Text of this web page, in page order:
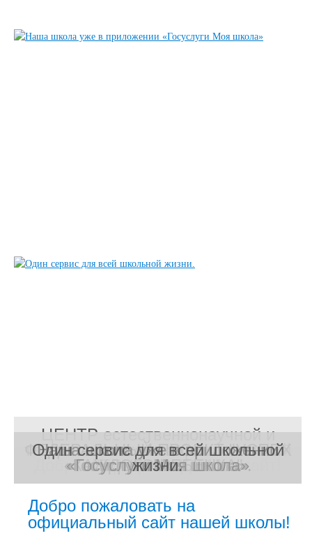
Добро пожаловать на наш сайт!
Народный фронт
ЦЕНТР естественнонаучной и
технологической направленностей
"ТОЧКА РОСТА"
ФЕДЕРАЛЬНЫЙ ПРОЕКТ "УСПЕХ
КАЖДОГО РЕБЕНКА"
Наша школа уже в приложении
«Госуслуги Моя школа».
Наша школа уже в приложении
«Госуслуги Моя школа»
Один сервис для всей школьной
жизни.
Добро пожаловать на
официальный сайт нашей школы!